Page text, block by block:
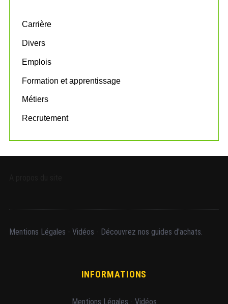
o
:
Carrière
Divers
Emplois
Formation et apprentissage
Métiers
Recrutement
Mentions Légales Vidéos Découvrez nos guides d'achats.
INFORMATIONS
Mentions Légales Vidéos